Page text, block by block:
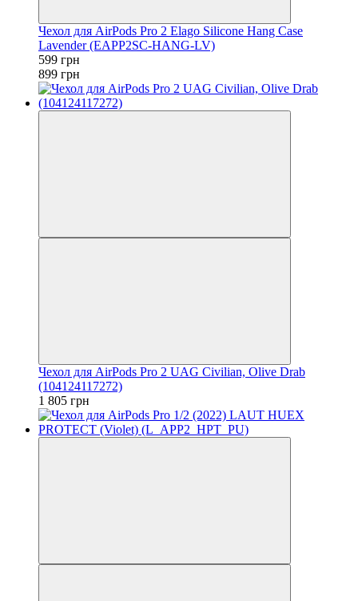
Чехол для AirPods Pro 2 Elago Silicone Hang Case
Lavender (EAPP2SC-HANG-LV)
599 грн
899 грн
Чехол для AirPods Pro 2 UAG Civilian, Olive Drab
(104124117272)
1 805 грн